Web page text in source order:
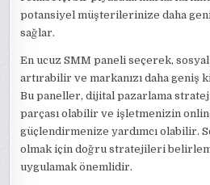
potansiyel müşterilerinize daha
sağlar.
En ucuz SMM paneli seçerek,
artırabilir ve markanızı daha geniş
Bu paneller, dijital pazarlama
parçası olabilir ve işletmenizin
güçlendirmenize yardımcı olabilir.
olmak için doğru stratejileri
uygulamak önemlidir.